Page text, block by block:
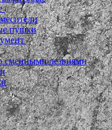
пушки
сменными лезвиями